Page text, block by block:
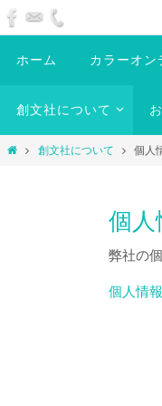
ホーム カラーオン
創文社について
創文社について 個人
個人
弊社の
個人情